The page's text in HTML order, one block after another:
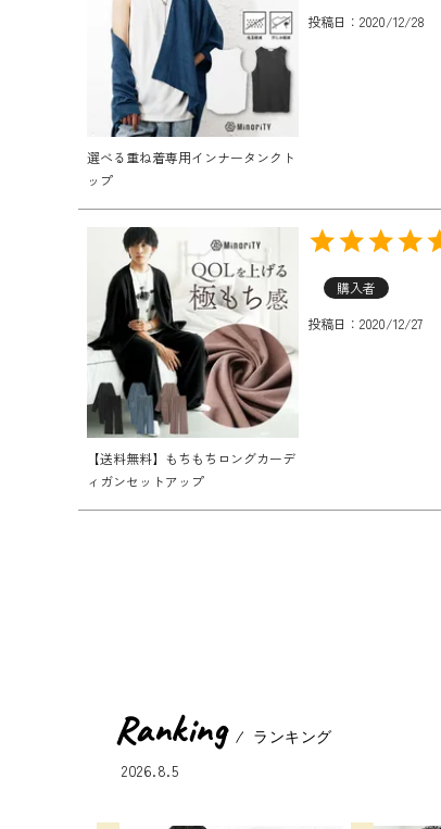
選べる重ね着専用インナータンクト
ップ
投稿日
2020/12/28
【送料無料】もちもちロングカーデ
ィガンセットアップ
購入者
投稿日
2020/12/27
Ranking ランキング
2026.8.5